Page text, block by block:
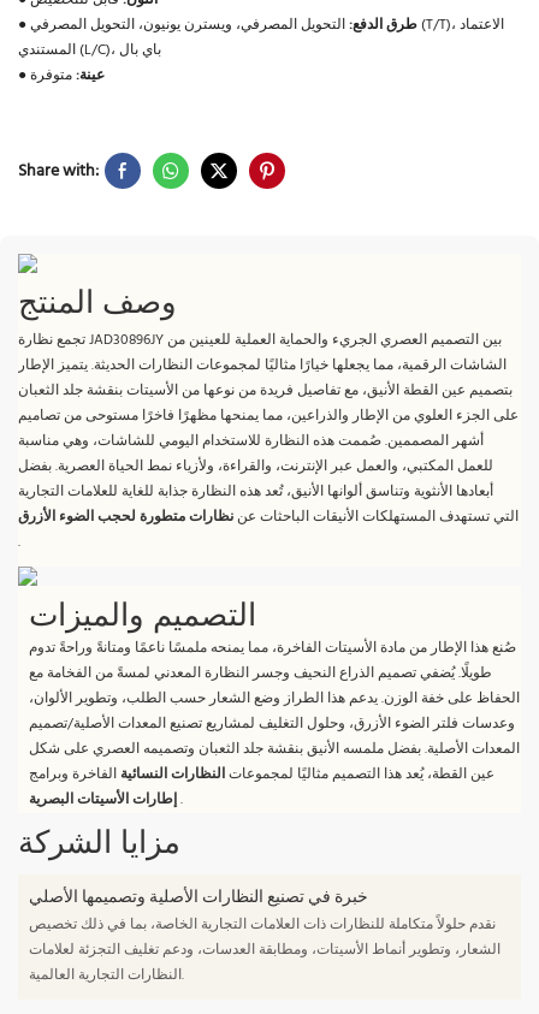
●
طرق الدفع:التحويل المصرفي، ويسترن يونيون، التحويل المصرفي (T/T)، الاعتماد
المستندي (L/C)، باي بال
●
عينة:متوفرة
Share with:
وصف المنتج
تجمع نظارة JAD30896JY بين التصميم العصري الجريء والحماية العملية للعينين من
الشاشات الرقمية، مما يجعلها خيارًا مثاليًا لمجموعات النظارات الحديثة. يتميز الإطار
بتصميم عين القطة الأنيق، مع تفاصيل فريدة من نوعها من الأسيتات بنقشة جلد الثعبان
على الجزء العلوي من الإطار والذراعين، مما يمنحها مظهرًا فاخرًا مستوحى من تصاميم
أشهر المصممين. صُممت هذه النظارة للاستخدام اليومي للشاشات، وهي مناسبة
للعمل المكتبي، والعمل عبر الإنترنت، والقراءة، ولأزياء نمط الحياة العصرية. بفضل
أبعادها الأنثوية وتناسق ألوانها الأنيق، تُعد هذه النظارة جذابة للغاية للعلامات التجارية
التي تستهدف المستهلكات الأنيقات الباحثات عن نظارات متطورة لحجب الضوء الأزرق
.
التصميم والميزات
صُنع هذا الإطار من مادة الأسيتات الفاخرة، مما يمنحه ملمسًا ناعمًا ومتانةً وراحةً تدوم
طويلًا. يُضفي تصميم الذراع النحيف وجسر النظارة المعدني لمسةً من الفخامة مع
الحفاظ على خفة الوزن. يدعم هذا الطراز وضع الشعار حسب الطلب، وتطوير الألوان،
وعدسات فلتر الضوء الأزرق، وحلول التغليف لمشاريع تصنيع المعدات الأصلية/تصميم
المعدات الأصلية. بفضل ملمسه الأنيق بنقشة جلد الثعبان وتصميمه العصري على شكل
عين القطة، يُعد هذا التصميم مثاليًا لمجموعاتالنظارات النسائية الفاخرة وبرامج
إطارات الأسيتات البصرية.
مزايا الشركة
خبرة في تصنيع النظارات الأصلية وتصميمها الأصلي
نقدم حلولاً متكاملة للنظارات ذات العلامات التجارية الخاصة، بما في ذلك تخصيص
الشعار، وتطوير أنماط الأسيتات، ومطابقة العدسات، ودعم تغليف التجزئة لعلامات
النظارات التجارية العالمية.